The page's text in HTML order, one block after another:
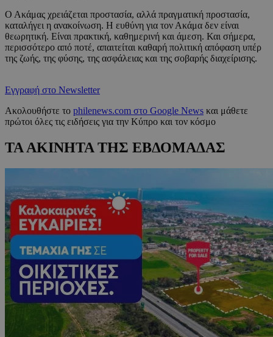
Ο Ακάμας χρειάζεται προστασία, αλλά πραγματική προστασία,
καταλήγει η ανακοίνωση. Η ευθύνη για τον Ακάμα δεν είναι
θεωρητική. Είναι πρακτική, καθημερινή και άμεση. Και σήμερα,
περισσότερο από ποτέ, απαιτείται καθαρή πολιτική απόφαση υπέρ
της ζωής, της φύσης, της ασφάλειας και της σοβαρής διαχείρισης.
Εγγραφή στο Newsletter
Ακολουθήστε το philenews.com στο Google News και μάθετε
πρώτοι όλες τις ειδήσεις για την Κύπρο και τον κόσμο
ΤΑ ΑΚΙΝΗΤΑ ΤΗΣ ΕΒΔΟΜΑΔΑΣ